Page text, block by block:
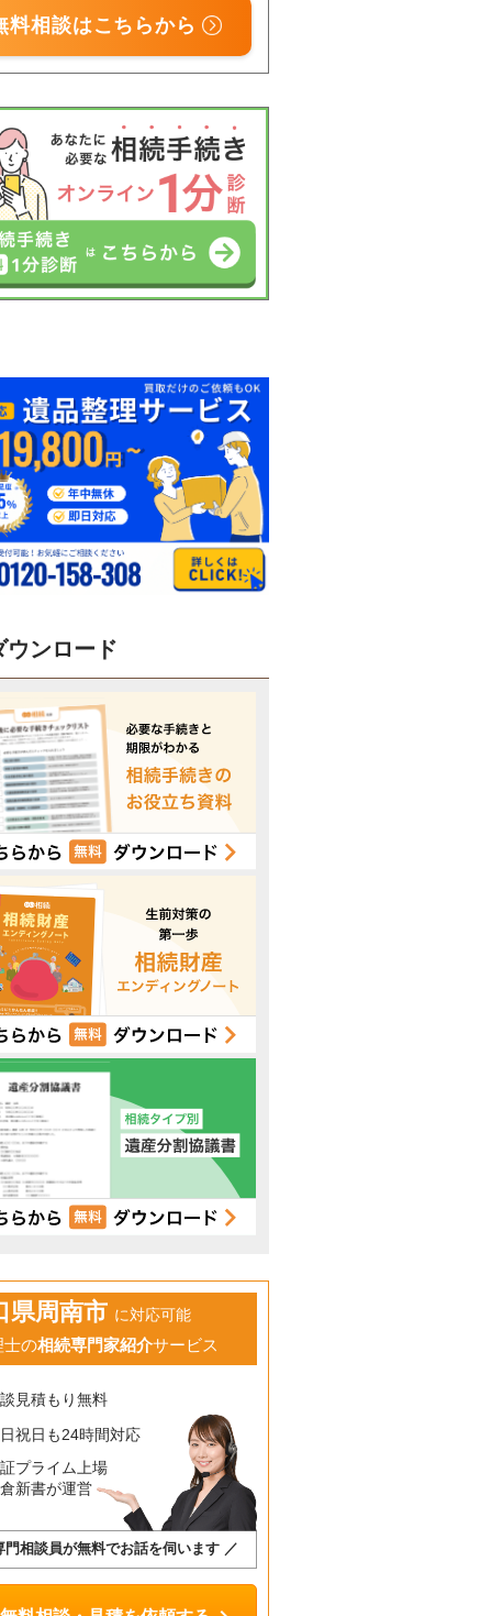
料相談はこちらから
ウンロード
県周南市 に対応可能
士の相続専門家紹介サービス
見積もり無料
祝日も24時間対応
プライム上場
新書が運営
門相談員が無料でお話を伺います ／